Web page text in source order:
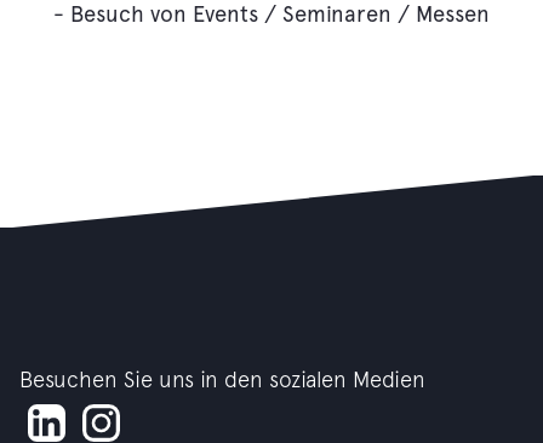
- Besuch von Events / Seminaren / Messen
Besuchen Sie uns in den sozialen Medien